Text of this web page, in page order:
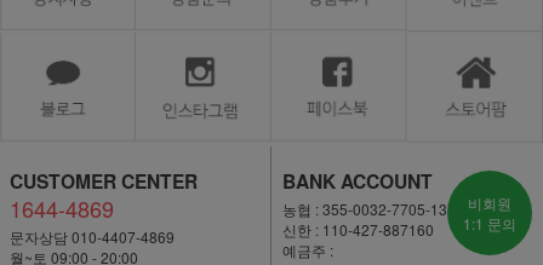
CUSTOMER CENTER
1644-4869
문자상담 010-4407-4869
월~토 09:00 - 20:00
BANK ACCOUNT
농협 : 355-0032-7705-13
신한 : 110-427-887160
예금주 :
비회원
1:1 문의